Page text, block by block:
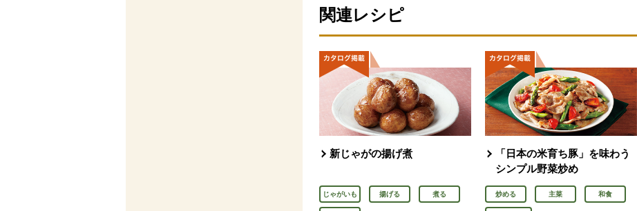
関連レシピ
新じゃがの揚げ煮
じゃがいも 揚げる 煮る
「日本の米育ち豚」を味わう
シンプル野菜炒め
炒める 主菜 和食